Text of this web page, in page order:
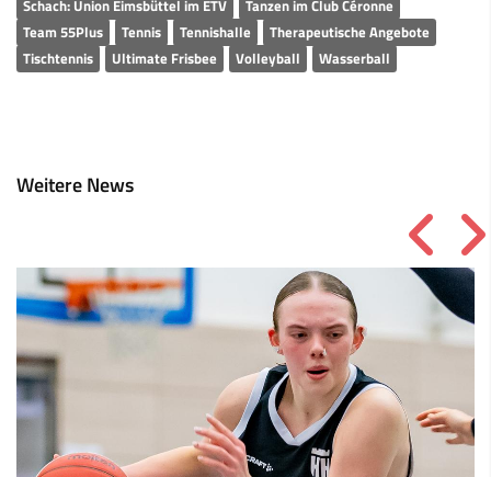
Schach: Union Eimsbüttel im ETV
Tanzen im Club Céronne
Team 55Plus
Tennis Tennishalle
Therapeutische Angebote
Tischtennis
Ultimate Frisbee Volleyball Wasserball
Weitere News